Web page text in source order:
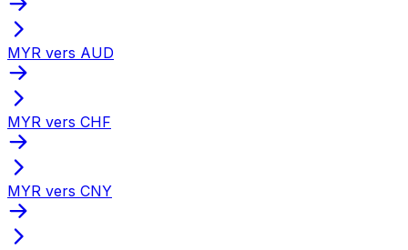
MYR vers AUD
MYR vers CHF
MYR vers CNY